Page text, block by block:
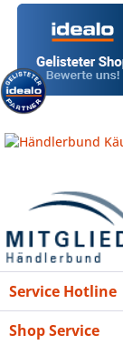
Service Hotline
Shop Service